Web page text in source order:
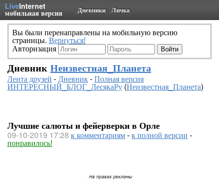
LiveInternet
мобильная версия Дневники Личка
Вы были перенаправлены на мобильную версию
страницы. Вернуться!
Авторизация
Дневник Неизвестная_Планета
Лента друзей -Дневник-Полная версия
ИНТЕРЕСНЫЙ_БЛОГ_ЛесякаРу(Неизвестная_Планета)
Лучшие салюты и фейерверки в Орле
09-10-2019 17:28 к комментариям-к полной версии -
понравилось!